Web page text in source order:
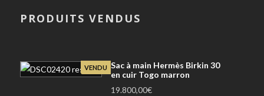
PRODUITS VENDUS
VENDU Sac à main Hermès Birkin 30
en cuir Togo marron
19.800,00€